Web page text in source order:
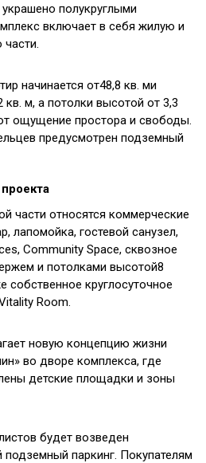
полукруглыми
включает в себя жилую и
начинается от48,8 кв. ми
кв. м, а потолки высотой от 3,3
ощущение простора и свободы.
предусмотрен подземный
части относятся коммерческие
лапомойка, гостевой санузел,
Community Space, сквозное
и потолками высотой8
собственное круглосуточное
Room.
новую концепцию жизни
во дворе комплекса, где
детские площадки и зоны
будет возведен
подземный паркинг. Покупателям